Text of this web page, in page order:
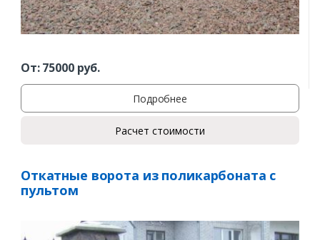
От:75000руб.
Подробнее
Расчет стоимости
Откатные ворота из поликарбоната с
пультом